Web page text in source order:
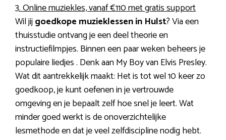
3. Online muziekles, vanaf €110 met gratis support
Wil jijgoedkope muzieklessen in Hulst? Via een
thuisstudie ontvang je een deel theorie en
instructiefilmpjes. Binnen een paar weken beheers je
populaire liedjes . Denk aan My Boy van Elvis Presley.
Wat dit aantrekkelijk maakt: Het is tot wel 10 keer zo
goedkoop, je kunt oefenen in je vertrouwde
omgeving en je bepaalt zelf hoe snel je leert. Wat
minder goed werkt is de onoverzichtelijke
lesmethode en dat je veel zelfdiscipline nodig hebt.